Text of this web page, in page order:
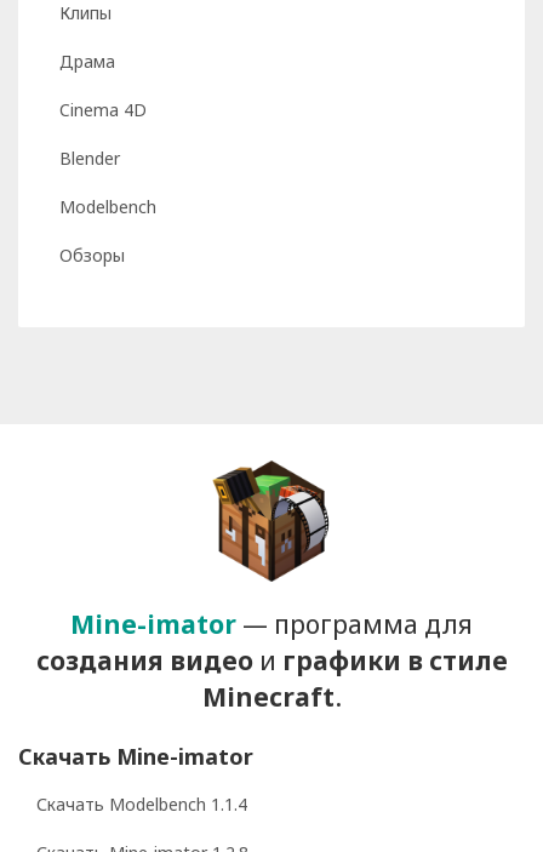
Клипы
Драма
Cinema 4D
Blender
Modelbench
Обзоры
Mine-imator — программа для
создания видеои графики в стиле
Minecraft.
Скачать Mine-imator
Скачать Modelbench 1.1.4